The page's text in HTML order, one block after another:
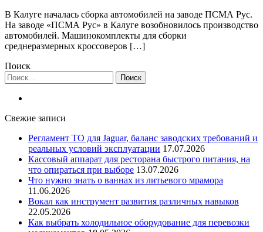
В Калуге началась сборка автомобилей на заводе ПСМА Рус.
На заводе «ПСМА Рус» в Калуге возобновилось производство
автомобилей. Машинокомплекты для сборки
среднеразмерных кроссоверов […]
Поиск
Найти:
Свежие записи
Регламент ТО для Jaguar, баланс заводских требований и
реальных условий эксплуатации 17.07.2026
Кассовый аппарат для ресторана быстрого питания, на
что опираться при выборе 13.07.2026
Что нужно знать о ваннах из литьевого мрамора
11.06.2026
Вокал как инструмент развития различных навыков
22.05.2026
Как выбрать холодильное оборудование для перевозки